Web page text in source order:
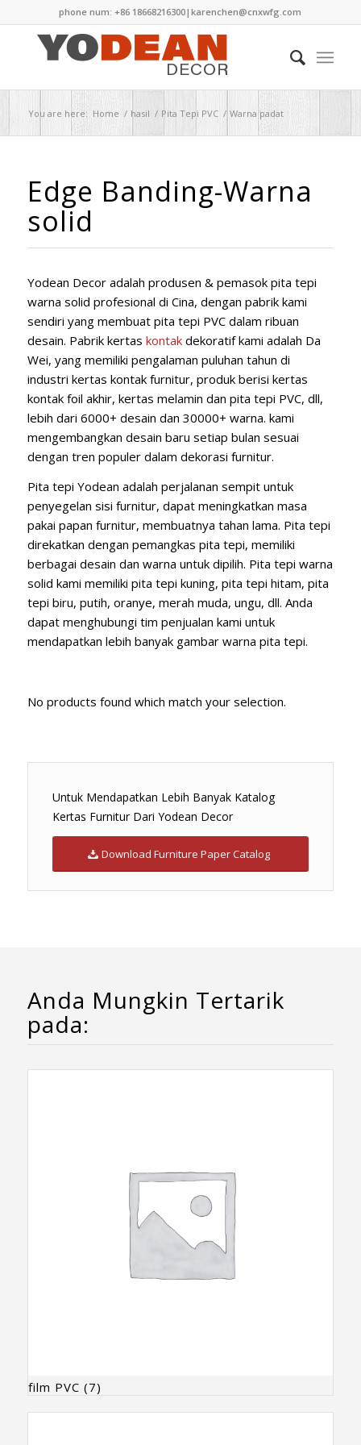
phone num: +86 18668216300|karenchen@cnxwfg.com
You are here: Home / hasil / Pita Tepi PVC / Warna padat
Edge Banding-Warna
solid
Yodean Decor adalah produsen & pemasok pita tepi
warna solid profesional di Cina, dengan pabrik kami
sendiri yang membuat pita tepi PVC dalam ribuan
desain. Pabrik kertas kontakdekoratif kami adalah Da
Wei, yang memiliki pengalaman puluhan tahun di
industri kertas kontak furnitur, produk berisi kertas
kontak foil akhir, kertas melamin dan pita tepi PVC, dll,
lebih dari 6000+ desain dan 30000+ warna. kami
mengembangkan desain baru setiap bulan sesuai
dengan tren populer dalam dekorasi furnitur.
Pita tepi Yodean adalah perjalanan sempit untuk
penyegelan sisi furnitur, dapat meningkatkan masa
pakai papan furnitur, membuatnya tahan lama. Pita tepi
direkatkan dengan pemangkas pita tepi, memiliki
berbagai desain dan warna untuk dipilih. Pita tepi warna
solid kami memiliki pita tepi kuning, pita tepi hitam, pita
tepi biru, putih, oranye, merah muda, ungu, dll. Anda
dapat menghubungi tim penjualan kami untuk
mendapatkan lebih banyak gambar warna pita tepi.
No products found which match your selection.
Untuk Mendapatkan Lebih Banyak Katalog
Kertas Furnitur Dari Yodean Decor
Download Furniture Paper Catalog
Anda Mungkin Tertarik
pada:
film PVC (7)